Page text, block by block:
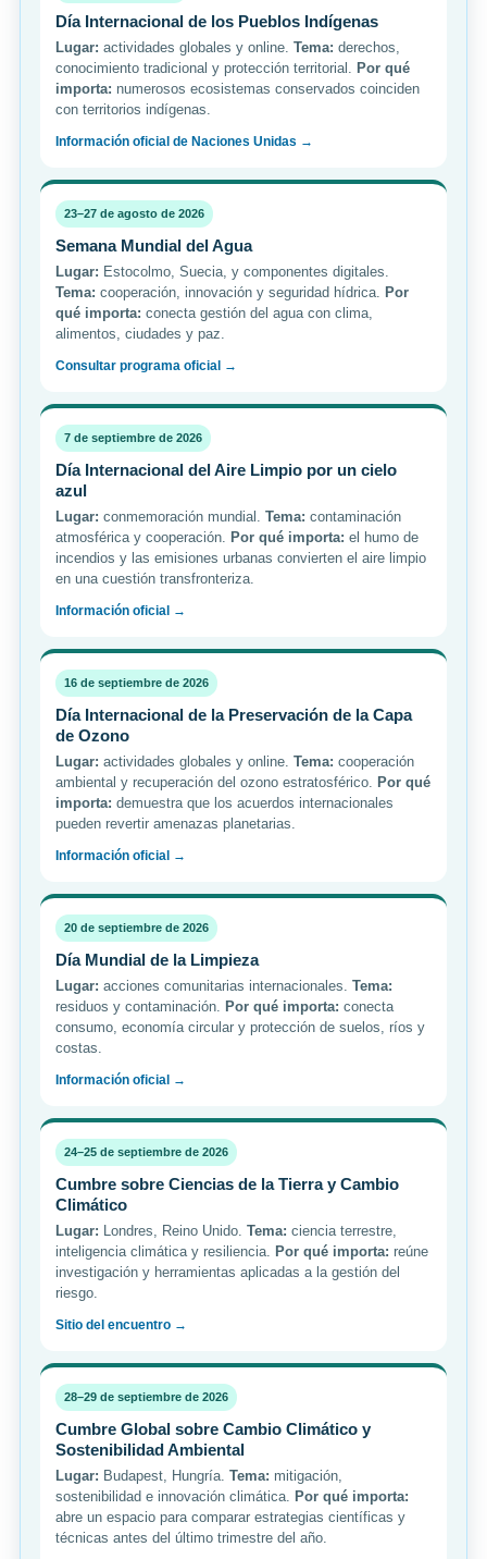
Día Internacional de los Pueblos Indígenas
Lugar: actividades globales y online. Tema: derechos,
conocimiento tradicional y protección territorial. Por qué
importa: numerosos ecosistemas conservados coinciden
con territorios indígenas.
Información oficial de Naciones Unidas →
23–27 de agosto de 2026
Semana Mundial del Agua
Lugar: Estocolmo, Suecia, y componentes digitales.
Tema: cooperación, innovación y seguridad hídrica. Por
qué importa: conecta gestión del agua con clima,
alimentos, ciudades y paz.
Consultar programa oficial →
7 de septiembre de 2026
Día Internacional del Aire Limpio por un cielo
azul
Lugar: conmemoración mundial. Tema: contaminación
atmosférica y cooperación. Por qué importa: el humo de
incendios y las emisiones urbanas convierten el aire limpio
en una cuestión transfronteriza.
Información oficial →
16 de septiembre de 2026
Día Internacional de la Preservación de la Capa
de Ozono
Lugar: actividades globales y online. Tema: cooperación
ambiental y recuperación del ozono estratosférico. Por qué
importa: demuestra que los acuerdos internacionales
pueden revertir amenazas planetarias.
Información oficial →
20 de septiembre de 2026
Día Mundial de la Limpieza
Lugar: acciones comunitarias internacionales. Tema:
residuos y contaminación. Por qué importa: conecta
consumo, economía circular y protección de suelos, ríos y
costas.
Información oficial →
24–25 de septiembre de 2026
Cumbre sobre Ciencias de la Tierra y Cambio
Climático
Lugar: Londres, Reino Unido. Tema: ciencia terrestre,
inteligencia climática y resiliencia. Por qué importa: reúne
investigación y herramientas aplicadas a la gestión del
riesgo.
Sitio del encuentro →
28–29 de septiembre de 2026
Cumbre Global sobre Cambio Climático y
Sostenibilidad Ambiental
Lugar: Budapest, Hungría. Tema: mitigación,
sostenibilidad e innovación climática. Por qué importa:
abre un espacio para comparar estrategias científicas y
técnicas antes del último trimestre del año.